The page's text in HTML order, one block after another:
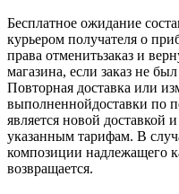
Бесплатное ожидание
курьером получателя о
права отменитьзаказ и
магазина, если заказ не
Повторная доставка или
выполненнойдоставки по
является новой доставкой
указанным тарифам. В
композиции надлежащего
возвращается.